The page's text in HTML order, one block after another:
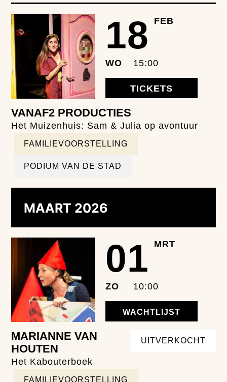
18 FEB
WO 15:00
TICKETS
VANAF2 PRODUCTIES
Het Muizenhuis: Sam & Julia op avontuur
FAMILIEVOORSTELLING
PODIUM VAN DE STAD
MAART 2026
01 MRT
ZO 10:00
WACHTLIJST
MARIANNE VAN
HOUTEN
Het Kabouterboek
UITVERKOCHT
FAMILIEVOORSTELLING